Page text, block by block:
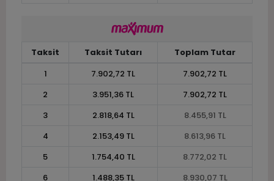
Taksit Taksit Tutarı
Toplam Tutar
1
7.902,72 TL
7.902,72 TL
2
3.951,36 TL
7.902,72 TL
3
2.818,64 TL
8.455,91 TL
4
2.153,49 TL
8.613,96 TL
5
1.754,40 TL
8.772,02 TL
6
1.488,35 TL 8.930,07 TL